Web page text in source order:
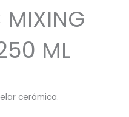
MIXING
ML
cerámica.